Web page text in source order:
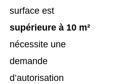
surface est
supérieure à 10 m²
nécessite une
demande
d’autorisation